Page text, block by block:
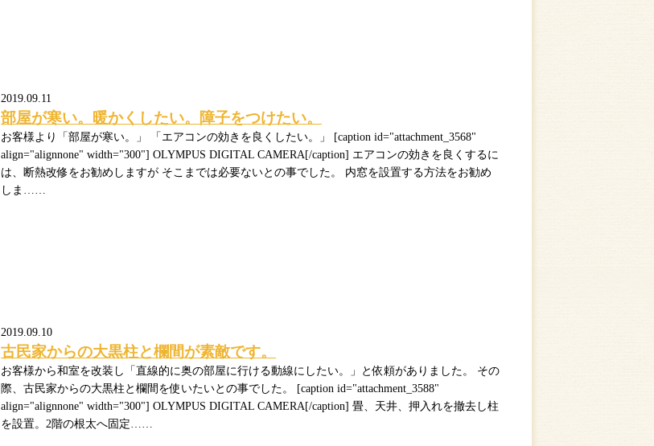
2019.09.11
部屋が寒い。暖かくしたい。障子をつけたい。
お客様より「部屋が寒い。」 「エアコンの効きを良くしたい。」 [caption id="attachment_3568"
align="alignnone" width="300"] OLYMPUS DIGITAL CAMERA[/caption] エアコンの効きを良くするに
は、断熱改修をお勧めしますが そこまでは必要ないとの事でした。 内窓を設置する方法をお勧め
しま……
2019.09.10
古民家からの大黒柱と欄間が素敵です。
お客様から和室を改装し「直線的に奥の部屋に行ける動線にしたい。」と依頼がありました。 その
際、古民家からの大黒柱と欄間を使いたいとの事でした。 [caption id="attachment_3588"
align="alignnone" width="300"] OLYMPUS DIGITAL CAMERA[/caption] 畳、天井、押入れを撤去し柱
を設置。2階の根太へ固定……